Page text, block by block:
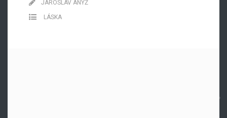
JAROSLAV ANÝŽ
LÁSKA